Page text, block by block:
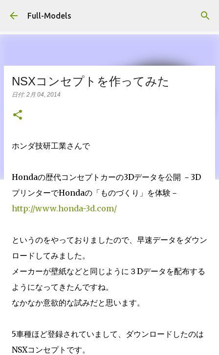
スキップしてメイン コンテンツに移動
Full-Models
NSXコンセプトを作ってみた
日付: 2月 04, 2014
ホンダ技研工業さんで
Hondaの歴代コンセプトカーの3Dデータを公開 －3D
プリンターでHondaの「ものづくり」を体験－
http://www.honda-3d.com/
というのをやっておりましたので、早速データをダウン
ロードしてみました。
メーカーが壁紙などと同じように３Dデータを配布する
ようになってきたんですね。
なかなか意欲的な試みだと思います。
5車種ほど登録されていまして、ダウンロードしたのは
NSXコンセプトです。